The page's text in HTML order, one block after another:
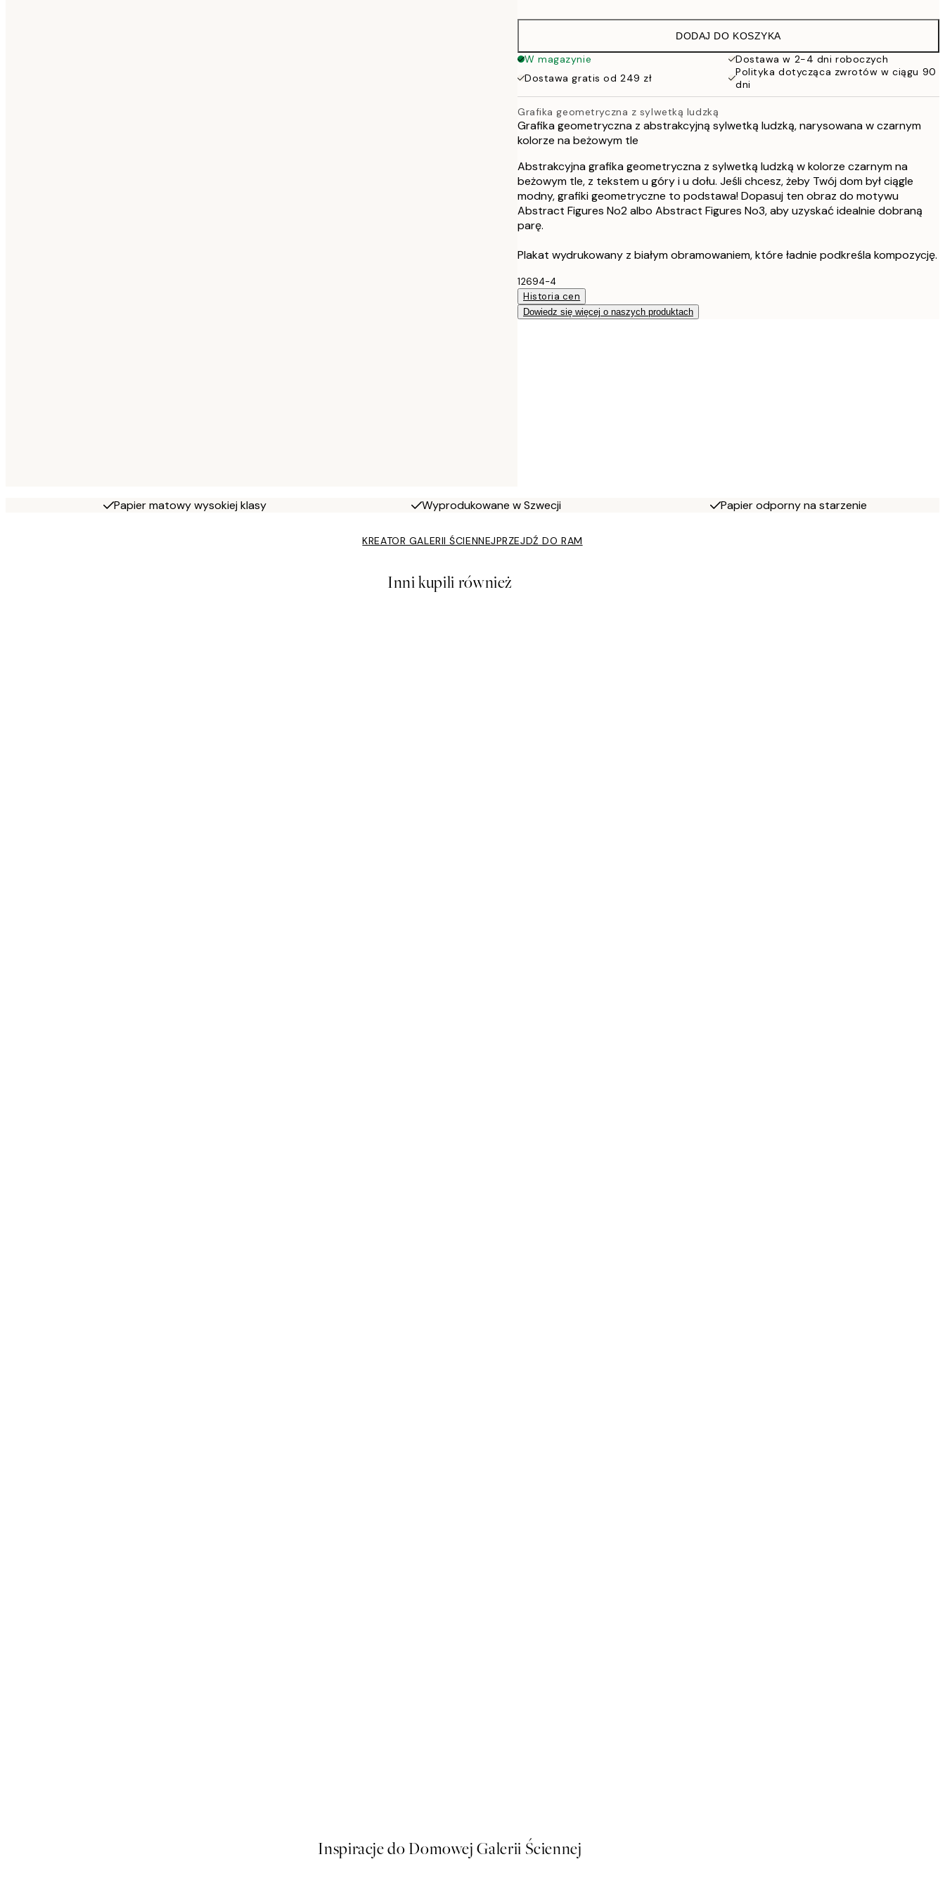
97 zł
152 zł
70x100 cm 114 zł
DODAJ DO KOSZYKA
W magazynie
Dostawa w 2-4 dni roboczych
Dostawa gratis od 249 zł
Polityka dotycząca zwrotów w ciągu 90
dni
Grafika geometryczna z sylwetką ludzką
Grafika geometryczna z abstrakcyjną sylwetką ludzką, narysowana w czarnym
kolorze na beżowym tle
Abstrakcyjna grafika geometryczna z sylwetką ludzką w kolorze czarnym na
beżowym tle, z tekstem u góry i u dołu. Jeśli chcesz, żeby Twój dom był ciągle
modny, grafiki geometryczne to podstawa! Dopasuj ten obraz do motywu
Abstract Figures No2 albo Abstract Figures No3, aby uzyskać idealnie dobraną
parę.
Plakat wydrukowany z białym obramowaniem, które ładnie podkreśla kompozycję.
12694-4
Historia cen
Dowiedz się więcej o naszych produktach
Papier matowy wysokiej klasy Wyprodukowane w Szwecji Papier odporny na starzenie
KREATOR GALERII ŚCIENNEJPRZEJDŹ DO RAM
Inni kupili również
Inspiracje do Domowej Galerii Ściennej